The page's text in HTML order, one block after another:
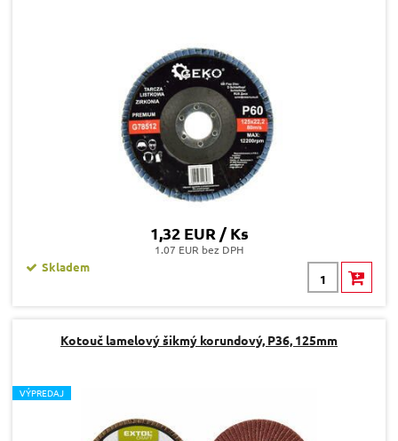
1,32 EUR / Ks
1.07 EUR bez DPH
Skladem
Kotouč lamelový šikmý korundový, P36, 125mm
VÝPREDAJ